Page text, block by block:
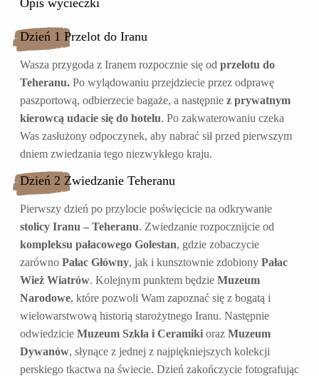
Opis wycieczki
Dzień 1 Przelot do Iranu
Wasza przygoda z Iranem rozpocznie się od przelotu do
Teheranu. Po wylądowaniu przejdziecie przez odprawę
paszportową, odbierzecie bagaże, a następnie z prywatnym
kierowcą udacie się do hotelu. Po zakwaterowaniu czeka
Was zasłużony odpoczynek, aby nabrać sił przed pierwszym
dniem zwiedzania tego niezwykłego kraju.
Dzień 2 Zwiedzanie Teheranu
Pierwszy dzień po przylocie poświęcicie na odkrywanie
stolicy Iranu – Teheranu. Zwiedzanie rozpocznijcie od
kompleksu pałacowego Golestan, gdzie zobaczycie
zarówno Pałac Główny, jak i kunsztownie zdobiony Pałac
Wież Wiatrów. Kolejnym punktem będzie Muzeum
Narodowe, które pozwoli Wam zapoznać się z bogatą i
wielowarstwową historią starożytnego Iranu. Następnie
odwiedzicie Muzeum Szkła i Ceramiki oraz Muzeum
Dywanów, słynące z jednej z najpiękniejszych kolekcji
perskiego tkactwa na świecie. Dzień zakończycie fotografując